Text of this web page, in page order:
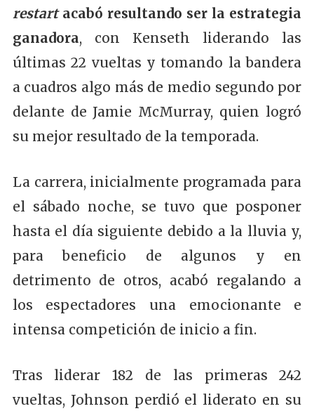
restartacabó resultando ser la estrategia
ganadora, con Kenseth liderando las
últimas 22 vueltas y tomando la bandera
a cuadros algo más de medio segundo por
delante de Jamie McMurray, quien logró
su mejor resultado de la temporada.
La carrera, inicialmente programada para
el sábado noche, se tuvo que posponer
hasta el día siguiente debido a la lluvia y,
para beneficio de algunos y en
detrimento de otros, acabó regalando a
los espectadores una emocionante e
intensa competición de inicio a fin.
Tras liderar 182 de las primeras 242
vueltas, Johnson perdió el liderato en su